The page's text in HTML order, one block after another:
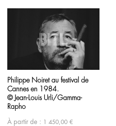
Philippe Noiret au festival de
Cannes en 1984.
© Jean-Louis Urli/Gamma-
Rapho
À partir de : 1 450,00 €